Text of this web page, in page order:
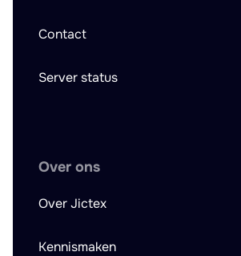
Contact
Server status
Over ons
Over Jictex
Kennismaken